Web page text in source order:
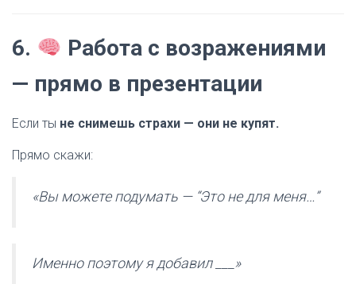
6.
Работа с возражениями
— прямо в презентации
Если ты не снимешь страхи — они не купят.
Прямо скажи:
«Вы можете подумать — “Это не для меня…”
Именно поэтому я добавил ___»